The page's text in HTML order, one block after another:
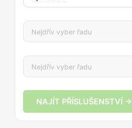
NAJÍT PŘÍSLUŠENSTVÍ →